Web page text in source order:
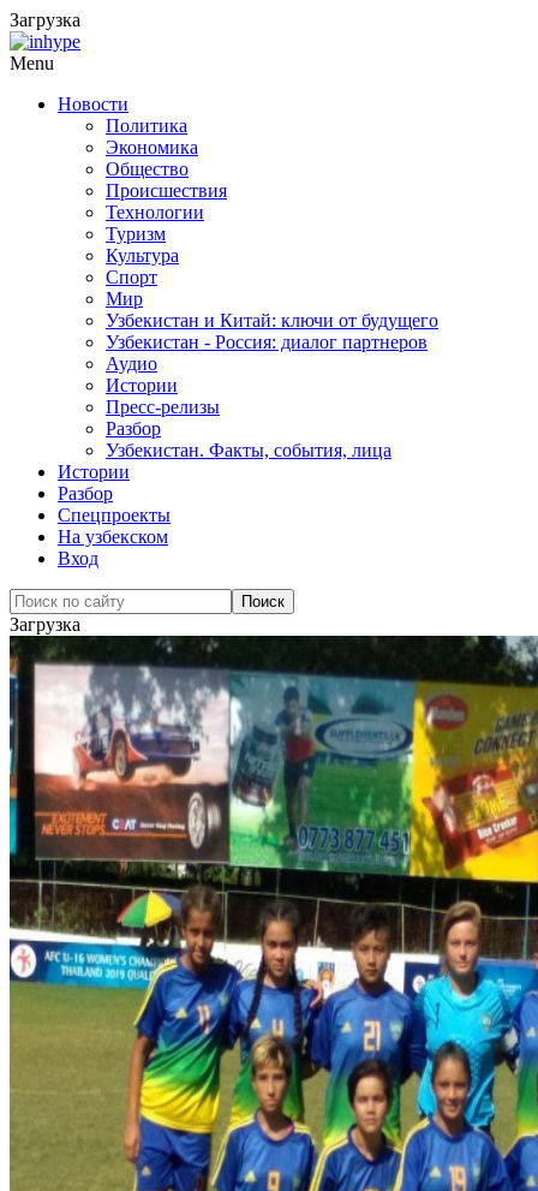
Загрузка
Menu
Новости
Политика
Экономика
Общество
Происшествия
Технологии
Туризм
Культура
Спорт
Мир
Узбекистан и Китай: ключи от будущего
Узбекистан - Россия: диалог партнеров
Аудио
Истории
Пресс-релизы
Разбор
Узбекистан. Факты, события, лица
Истории
Разбор
Спецпроекты
На узбекском
Вход
Загрузка